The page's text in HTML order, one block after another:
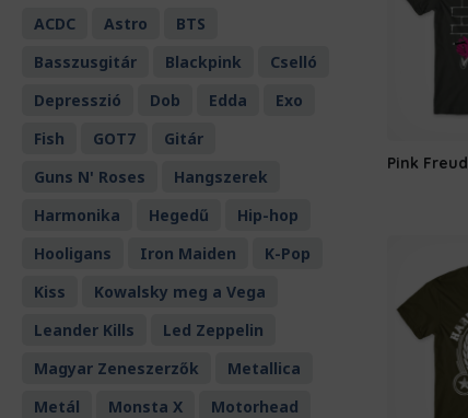
ACDC Astro
BTS
Basszusgitár
Blackpink
Cselló
Depresszió
Dob Edda
Exo
Fish
GOT7
Gitár
Guns N' Roses
Hangszerek
Harmonika
Hegedű
Hip-hop
Hooligans
Iron Maiden
K-Pop
Kiss
Kowalsky meg a Vega
Leander Kills
Led Zeppelin
Magyar Zeneszerzők
Metallica
Metál
Monsta X
Motorhead
Pink Freud